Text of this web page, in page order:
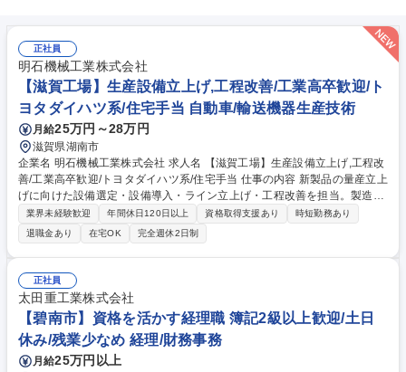
正社員
明石機械工業株式会社
【滋賀工場】生産設備立上げ,工程改善/工業高卒歓迎/ト
ヨタダイハツ系/住宅手当 自動車/輸送機器生産技術
月給25万円～28万円
滋賀県湖南市
企業名 明石機械工業株式会社 求人名 【滋賀工場】生産設備立上げ,工程改
善/工業高卒歓迎/トヨタダイハツ系/住宅手当 仕事の内容 新製品の量産立上
げに向けた設備選定・設備導入・ライン立上げ・工程改善を担当。製造・
品質部門と連携し最適な生産体制を構築します。 【具体的には】クライア
ントからの部品製造依頼に対し、必要な加工機械の選定から始まり、打ち
合わせ、予算化、機械導入後の調整まで担当します。機械が最適に動作す
るよう細かな調整を行い、品質問題が発生しないよう事前に対策を講じま
す。製造課や品質管理部門と密に連携し、各部署の意見を取り入れなが
ら、効率的な生産ラインの構築を実現します。 【変更の範囲】会社の定め
る業務 募集職種 【滋賀工場】生産設備立上げ,工程改善/工業高卒歓迎/トヨ
タダイハツ系/住宅手当
業界未経験歓迎 年間休日120日以上 資格取得支援あり
時短勤務あり
退職金あり
在宅OK 完全週休2日制
正社員
太田重工業株式会社
【碧南市】資格を活かす経理職 簿記2級以上歓迎/土日
休み/残業少なめ 経理/財務事務
月給25万円以上